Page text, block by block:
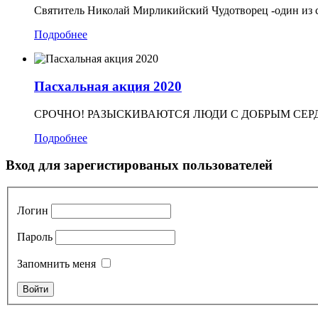
Святитель Николай Мирликийский Чудотворец -один
Подробнее
Пасхальная акция 2020
СРОЧНО! РАЗЫСКИВАЮТСЯ ЛЮДИ С ДОБРЫМ
Подробнее
Вход для зарегистированых пользователей
Логин
Пароль
Запомнить меня